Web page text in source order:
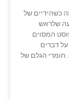
כשהידיים של
שלראש
המסוים
דברים
חומרי הגלם של